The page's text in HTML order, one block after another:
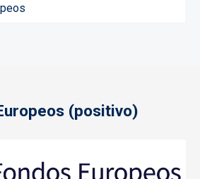
(positivo)